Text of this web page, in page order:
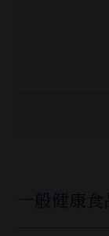
一般健康食